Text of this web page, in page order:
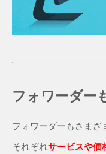
フォワーダー
フォワーダーもさまざ
それぞれサービスや価